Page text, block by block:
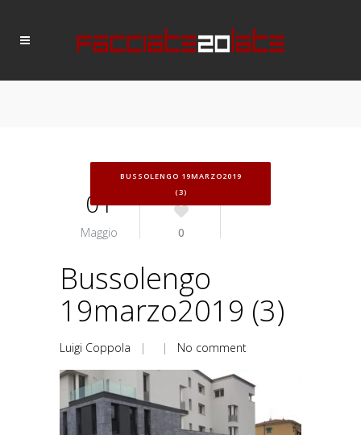
BUSSOLENGO 19MARZO2019
(3)
01
Maggio 0
Bussolengo
19marzo2019 (3)
Luigi Coppola | | No comment